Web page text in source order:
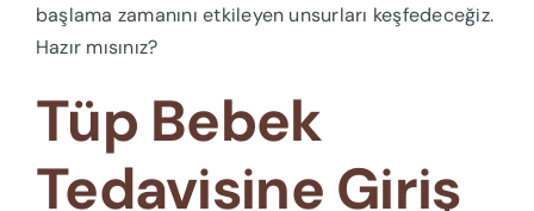
başlama zamanını etkileyen unsurları keşfedeceğiz.
Hazır mısınız?
Tüp Bebek
Tedavisine Giriş